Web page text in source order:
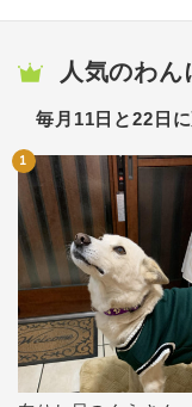
人気のわん
毎月11日と22日に
1